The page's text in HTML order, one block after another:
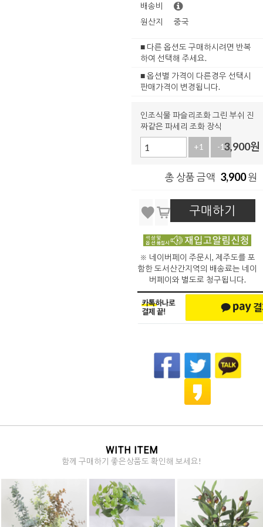
배송비
원산지 중국
■ 다른 옵션도 구매하시려면 반복
하여 선택해 주세요.
■ 옵션별 가격이 다른경우 선택시
판매가격이 변경됩니다.
인조식물 파슬리조화 그린 부쉬 진
짜같은 파세리 조화 장식
+1 -13,900원
총 상품 금액 3,900원
구매하기
※ 네이버페이 주문시, 제주도를 포
함한 도서산간지역의 배송료는 네이
버페이와 별도로 청구됩니다.
WITH ITEM
함께 구매하기 좋은상품도 확인해 보세요!